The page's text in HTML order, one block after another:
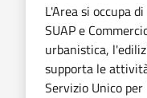
L'Area si occupa
SUAP e
urbanistica,
supporta le
Servizio Unico